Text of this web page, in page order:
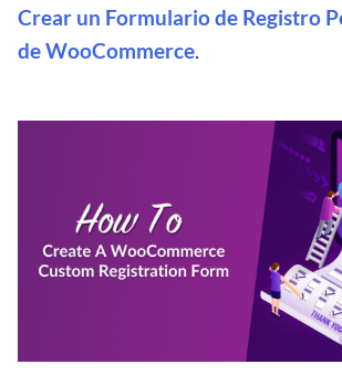
Crear un Formulario de Registro
de WooCommerce.